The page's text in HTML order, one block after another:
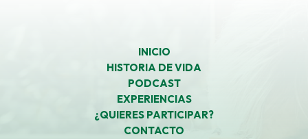
INICIO
HISTORIA DE VIDA
PODCAST
EXPERIENCIAS
¿QUIERES PARTICIPAR?
CONTACTO